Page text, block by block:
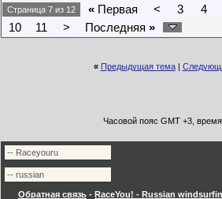
Страница 7 из 12 « Первая < 3 4
10
11 > Последняя »
« Предыдущая тема|
Часовой пояс GMT +3,
Обратная связь - RaceYou! - Russian